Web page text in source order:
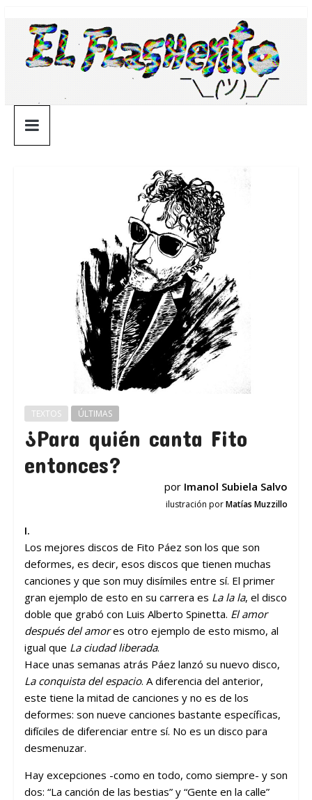
contenido
¯\_(ツ)_/
¯
TEXTOS ÚLTIMAS
¿Para quién canta Fito
entonces?
por Imanol Subiela Salvo
ilustración porMatías Muzzillo
I.
Los mejores discos de Fito Páez son los que son
deformes, es decir, esos discos que tienen muchas
canciones y que son muy disímiles entre sí. El primer
gran ejemplo de esto en su carrera es La la la, el disco
doble que grabó con Luis Alberto Spinetta. El amor
después del amores otro ejemplo de esto mismo, al
igual que La ciudad liberada.
Hace unas semanas atrás Páez lanzó su nuevo disco,
La conquista del espacio. A diferencia del anterior,
este tiene la mitad de canciones y no es de los
deformes: son nueve canciones bastante específicas,
difíciles de diferenciar entre sí. No es un disco para
desmenuzar.
Hay excepciones -como en todo, como siempre- y son
dos: “La canción de las bestias” y “Gente en la calle”